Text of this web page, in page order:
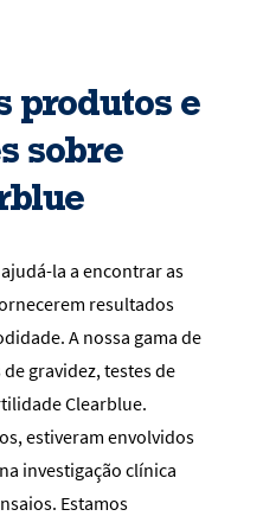
produtos e
sobre
la a encontrar as
resultados
A nossa gama de
gravidez, testes de
Clearblue.
estiveram envolvidos
investigação clínica
Estamos